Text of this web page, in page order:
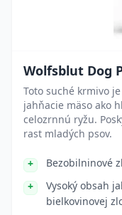
Wolfsblut Dog
Toto suché krmivo
jahňacie mäso ako
celozrnnú ryžu.
rast mladých psov.
Bezobilninové
Vysoký obsah
bielkovinovej